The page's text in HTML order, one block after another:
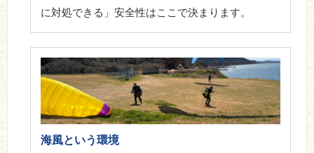
に対処できる」安全性はここで決まります。
海風という環境